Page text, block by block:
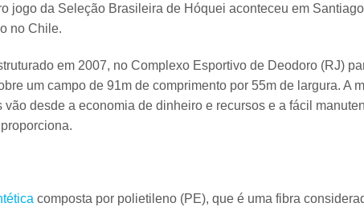
jogo da Seleção Brasileira de Hóquei aconteceu em
no Chile.
em 2007, no Complexo Esportivo de Deodoro (RJ)
um campo de 91m de comprimento por 55m de largura. A
vão desde a economia de dinheiro e recursos e a fácil
composta por polietileno (PE), que é uma fibra